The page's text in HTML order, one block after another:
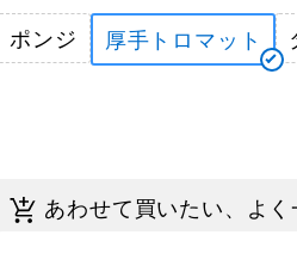
ポンジ 厚手トロマット
あわせて買いたい、よ